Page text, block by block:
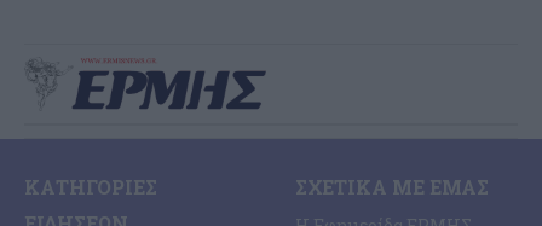
ΚΑΤΗΓΟΡΊΕΣ
ΣΧΕΤΙΚΆ ΜΕ ΕΜΆΣ